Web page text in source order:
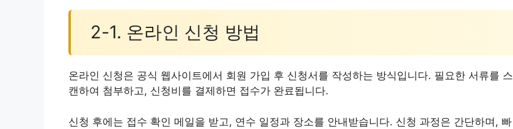
2-1. 온라인 신청 방법
온라인 신청은 공식 웹사이트에서 회원 가입 후 신청서를 작성하는 방식입니다. 필요한 서류를 스
캔하여 첨부하고, 신청비를 결제하면 접수가 완료됩니다.
신청 후에는 접수 확인 메일을 받고, 연수 일정과 장소를 안내받습니다. 신청 과정은 간단하며, 빠